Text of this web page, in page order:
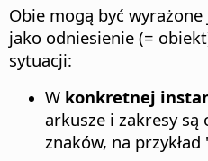
Obie mogą być
jako odniesienie (=
sytuacji:
W konkretnej
arkusze i zakresy
znaków, na